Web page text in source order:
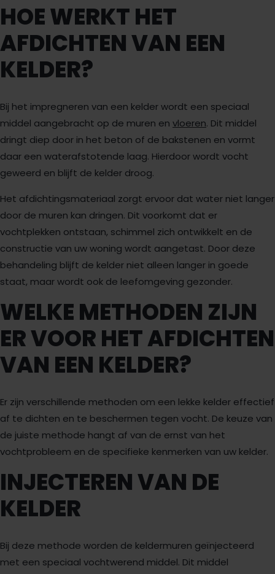
HOE WERKT HET
AFDICHTEN VAN EEN
KELDER?
Bij het impregneren van een kelder wordt een speciaal
middel aangebracht op de muren en vloeren. Dit middel
dringt diep door in het beton of de bakstenen en vormt
daar een waterafstotende laag. Hierdoor wordt vocht
geweerd en blijft de kelder droog.
Het afdichtingsmateriaal zorgt ervoor dat water niet langer
door de muren kan dringen. Dit voorkomt dat er
vochtplekken ontstaan, schimmel zich ontwikkelt en de
constructie van uw woning wordt aangetast. Door deze
behandeling blijft de kelder niet alleen langer in goede
staat, maar wordt ook de leefomgeving gezonder.
WELKE METHODEN ZIJN
ER VOOR HET AFDICHTEN
VAN EEN KELDER?
Er zijn verschillende methoden om een lekke kelder effectief
af te dichten en te beschermen tegen vocht. De keuze van
de juiste methode hangt af van de ernst van het
vochtprobleem en de specifieke kenmerken van uw kelder.
INJECTEREN VAN DE
KELDER
Bij deze methode worden de keldermuren geïnjecteerd
met een speciaal vochtwerend middel. Dit middel